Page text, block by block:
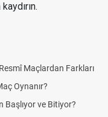
AG, OM ve Diğer
Sporda Skor ve Sonuç
Temel Futbol